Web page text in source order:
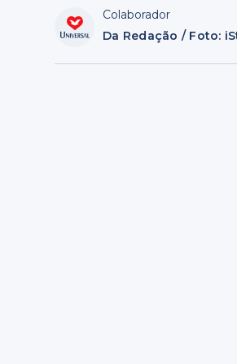
Colaborador
Da Redação / Foto: